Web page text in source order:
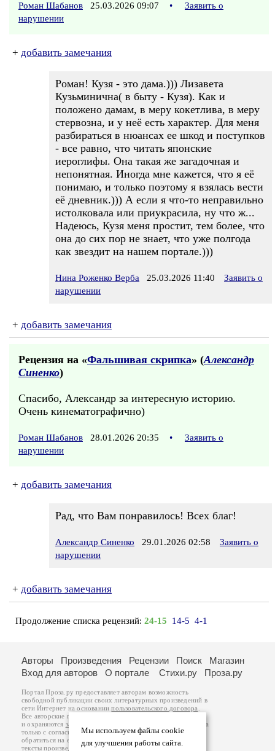
Роман Шабанов 25.03.2026 09:07 •
Заявить о
нарушении
+ добавить замечания
Роман! Кузя - это дама.))) Лизавета
Кузьминична( в быту - Кузя). Как и
положено дамам, в меру кокетлива, в меру
стервозна, и у неё есть характер. Для меня
разбираться в нюансах ее шкод и поступков
- все равно, что читать японские
иероглифы. Она такая же загадочная и
непонятная. Иногда мне кажется, что я её
понимаю, и только поэтому я взялась вести
её дневник.))) А если я что-то неправильно
истолковала или приукрасила, ну что ж...
Надеюсь, Кузя меня простит, тем более, что
она до сих пор не знает, что уже полгода
как звездит на нашем портале.)))
Нина Роженко Верба 25.03.2026 11:40
Заявить о
нарушении
+ добавить замечания
Рецензия на «Фальшивая скрипка» (Александр
Синенко)
Спасибо, Александр за интересную историю.
Очень кинематографично)
Роман Шабанов 28.01.2026 20:35 •
Заявить о
нарушении
+ добавить замечания
Рад, что Вам понравилось! Всех благ!
Александр Синенко 29.01.2026 02:58
Заявить о
нарушении
+ добавить замечания
Продолжение списка рецензий: 24-15 14-5 4-1
Мы используем файлы cookie
для улучшения работы сайта.
Авторы Произведения Рецензии Поиск
Магазин
Вход для авторов
О портале Стихи.ру Проза.ру
Портал Проза.ру предоставляет авторам возможность
свободной публикации своих литературных произведений в
сети Интернет на основаниипользовательского договора
Все авторские права на произведения принадлежат авторам
и охраняются законом
. Перепечатка произведений возможна
только с согласия его автора, к которому вы можете
обратиться на его авторской странице. Ответственность за
тексты произведений авторы несут самостоятельно на